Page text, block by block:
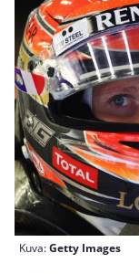
Kuva:Getty Images